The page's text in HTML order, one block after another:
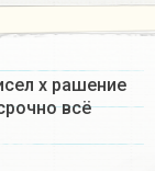
х рашение
всё